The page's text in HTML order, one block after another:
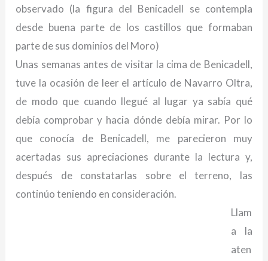
observado (la figura del Benicadell se contempla
desde buena parte de los castillos que formaban
parte de sus dominios del Moro)
Unas semanas antes de visitar la cima de Benicadell,
tuve la ocasión de leer el artículo de Navarro Oltra,
de modo que cuando llegué al lugar ya sabía qué
debía comprobar y hacia dónde debía mirar. Por lo
que conocía de Benicadell, me parecieron muy
acertadas sus apreciaciones durante la lectura y,
después de constatarlas sobre el terreno, las
continúo teniendo en consideración.
Llam
a la
aten